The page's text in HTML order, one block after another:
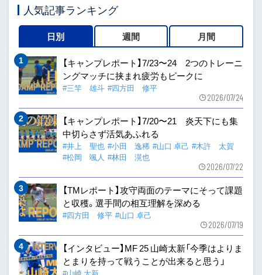
人気記事ランキング
日別 週間 月間
【キャンプレポート】7/23〜24 2つのトレーニ
ングマッチに挟まれ疲労もピークに
#三竿 雄斗 #四方田 修平
2026/07/24
【キャンプレポート】7/20〜21 炎天下にも集
中切らさず活気あふれる
#井上 聖也 #小田 逸稀 #山口 卓己 #木許 太賀
#松岡 颯人 #林田 滉也
2026/07/22
【TMレポート】攻守両面のテーマにそって課題
と収穫。選手間の相互理解を深める
#四方田 修平 #山口 卓己
2026/07/19
【インタビュー】MF 25 山崎太新「今季はよりま
とまりを持って戦うことが出来ると思う」